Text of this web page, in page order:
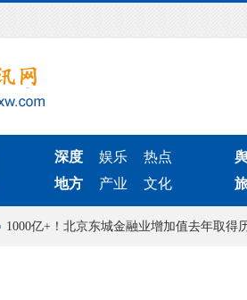
深度 娱乐
热点
地方
产业 文化
亿+！北京东城金融业增加值去年取得历史